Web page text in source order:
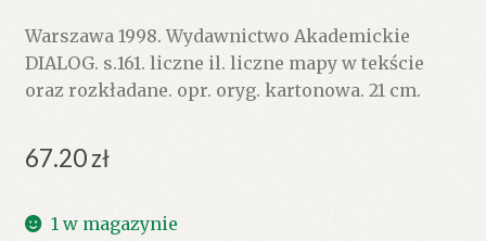
Warszawa 1998. Wydawnictwo Akademickie
DIALOG. s.161. liczne il. liczne mapy w tekście
oraz rozkładane. opr. oryg. kartonowa. 21 cm.
67.20zł
1 w magazynie